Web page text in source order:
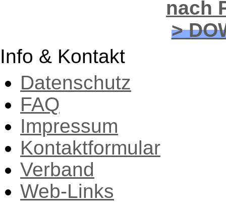
nach
>
Info & Kontakt
Datenschutz
FAQ
Impressum
Kontaktformular
Verband
Web-Links